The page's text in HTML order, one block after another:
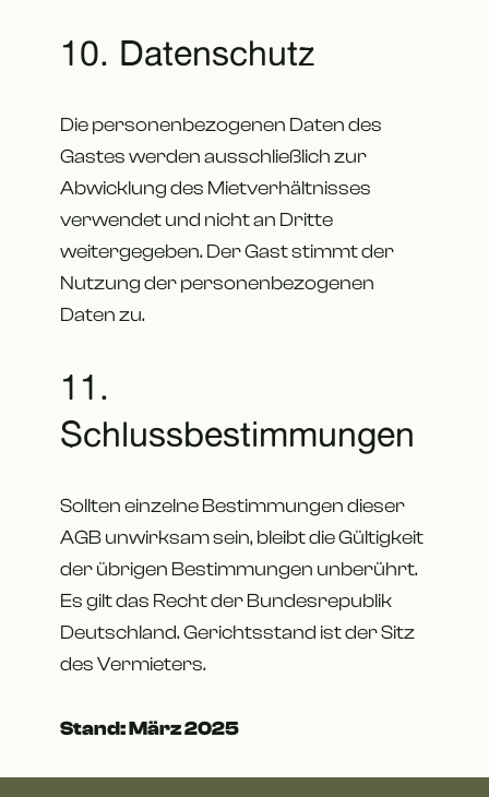
10. Datenschutz
Die personenbezogenen Daten des
Gastes werden ausschließlich zur
Abwicklung des Mietverhältnisses
verwendet und nicht an Dritte
weitergegeben. Der Gast stimmt der
Nutzung der personenbezogenen
Daten zu.
11.
Schlussbestimmungen
Sollten einzelne Bestimmungen dieser
AGB unwirksam sein, bleibt die Gültigkeit
der übrigen Bestimmungen unberührt.
Es gilt das Recht der Bundesrepublik
Deutschland. Gerichtsstand ist der Sitz
des Vermieters.
Stand: März 2025